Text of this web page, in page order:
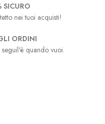
SICURO
nei tuoi acquisti!
ORDINI
quando vuoi.